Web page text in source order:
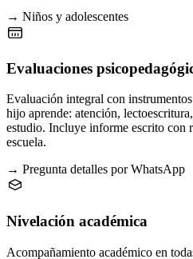
→ Niños y adolescentes
Evaluaciones
Evaluación integral con
hijo aprende: atención,
estudio. Incluye informe escrito con
escuela.
→ Pregunta detalles por WhatsApp
Nivelación académica
Acompañamiento académico en